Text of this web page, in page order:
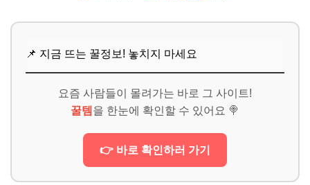
📌 지금 뜨는 꿀정보! 놓치지 마세요
요즘 사람들이 몰려가는 바로 그 사이트!
꿀템 을 한눈에 확인할 수 있어요 🍭
👉 바로 확인하러 가기